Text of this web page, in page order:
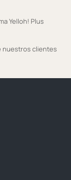
Yelloh! Plus
nuestros clientes